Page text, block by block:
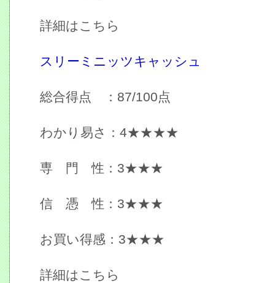
詳細はこちら
スリーミニッツキャッシュ
総合得点 ：87/100点
わかり易さ：4★★★★
専 門 性：3★★★
信 憑 性：3★★★
お買い得感：3★★★
詳細はこちら